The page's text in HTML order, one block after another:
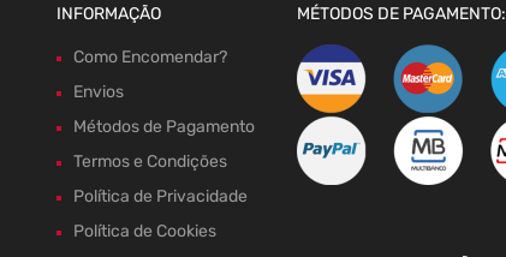
INFORMAÇÃO
Como Encomendar?
Envios
Métodos de Pagamento
Termos e Condições
Política de Privacidade
Política de Cookies
MÉTODOS DE PAGAMENTO: